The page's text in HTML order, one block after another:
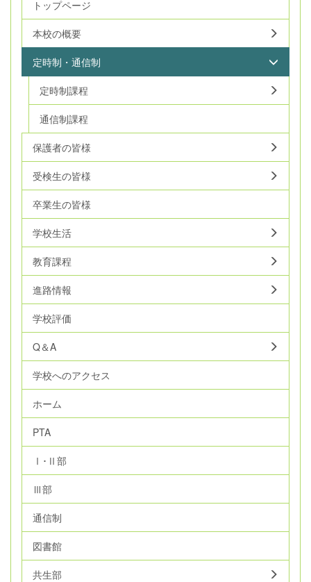
トップページ
本校の概要
定時制・通信制
定時制課程
通信制課程
保護者の皆様
受検生の皆様
卒業生の皆様
学校生活
教育課程
進路情報
学校評価
Q＆A
学校へのアクセス
ホーム
PTA
Ⅰ･Ⅱ部
Ⅲ部
通信制
図書館
共生部